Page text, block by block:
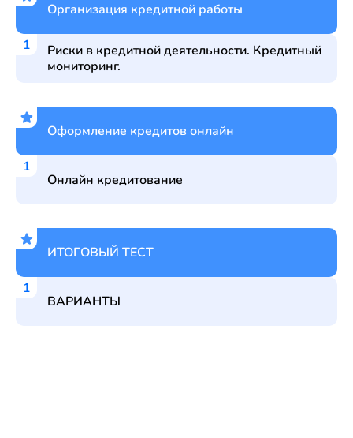
Организация кредитной работы
Риски в кредитной деятельности. Кредитный
мониторинг.
Оформление кредитов онлайн
Онлайн кредитование
ИТОГОВЫЙ ТЕСТ
ВАРИАНТЫ